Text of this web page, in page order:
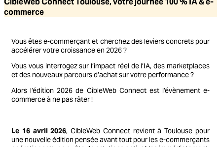
commerce
Vous êtes e-commerçant et cherchez des leviers concrets pour
accélérer votre croissance en 2026 ?
Vous vous interrogez sur l’impact réel de l’IA, des marketplaces
et des nouveaux parcours d’achat sur votre performance ?
Alors l’édition 2026 de CibleWeb Connect est l’évènement e-
commerce à ne pas râter !
Le 16 avril 2026, CibleWeb Connect revient à Toulouse pour
une nouvelle édition pensée avant tout pour les e-commerçants